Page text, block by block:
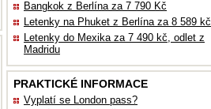
Bangkok z Berlína za 7 790 Kč
Letenky na Phuket z Berlína za 8 589 kč
Letenky do Mexika za 7 490 kč, odlet z
Madridu
PRAKTICKÉ INFORMACE
Vyplatí se London pass?